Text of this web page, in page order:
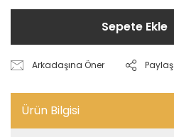
Sepete Ekle
Arkadaşına Öner Paylaş
Ürün Bilgisi